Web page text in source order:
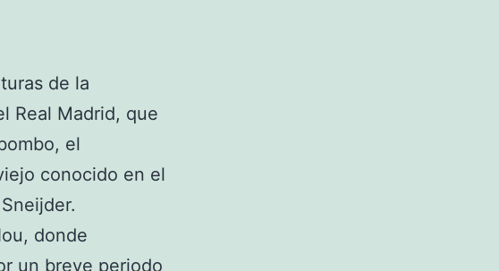
de la
Real Madrid, que
el
conocido en el
donde
un breve periodo